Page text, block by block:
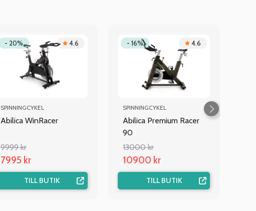
- 20% 4.6
SPINNINGCYKEL
Abilica WinRacer
9999 kr
7995 kr
TILL BUTIK
- 16% 4.6
SPINNINGCYKEL
Abilica Premium Racer
90
13000 kr
10900 kr
TILL BUTIK